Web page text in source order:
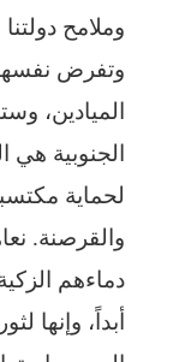
وملامح
وتفرض
الميادين،
الجنوبية هي
لحماية
والقرصنة.
دماءهم
أبداً، وإنها